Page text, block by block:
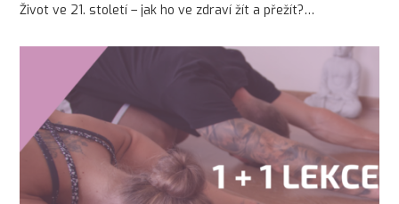
Život ve 21. století – jak ho ve zdraví žít a přežít?…